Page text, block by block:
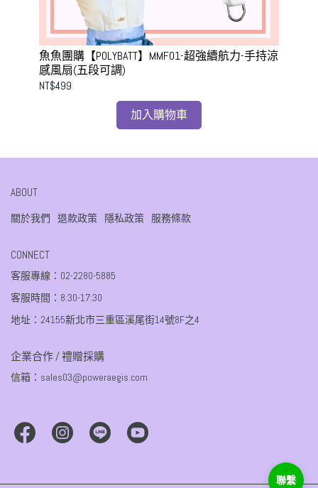
魚魚團購【POLYBATT】MMF01-超強續航力-手持涼
感風扇(五段可調)
NT$499
加入購物車
ABOUT
關於我們 退款政策 隱私政策 服務條款
CONNECT
客服專線：02-2280-5885
客服時間：8:30-17:30
地址：24155新北市三重區溪尾街14號8F之4
企業合作 / 禮贈採購
信箱：sales03@poweraegis.com